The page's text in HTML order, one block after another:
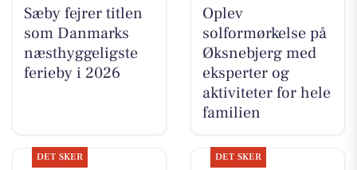
Sæby fejrer titlen
som Danmarks
næsthyggeligste
ferieby i 2026
Oplev
solformørkelse på
Øksnebjerg med
eksperter og
aktiviteter for hele
familien
DET SKER DET SKER